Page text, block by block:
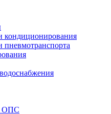
кондиционирования
ОПС